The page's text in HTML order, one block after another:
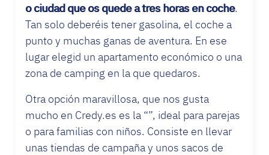
o ciudad que os quede a tres horas en coche.
Tan solo deberéis tener gasolina, el coche a
punto y muchas ganas de aventura. En ese
lugar elegid un apartamento económico o una
zona de camping en la que quedaros.
Otra opción maravillosa, que nos gusta
mucho en Credy.es es la “”, ideal para parejas
o para familias con niños. Consiste en llevar
unas tiendas de campaña y unos sacos de